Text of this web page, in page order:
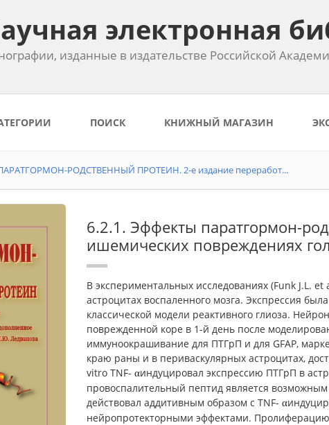
электронная
изданные в издательстве Российской
ПОИСК КНИЖНЫЙ МАГАЗИН
РОДСТВЕННЫЙ ПРОТЕИН. 2-е издание переработ...
6.2.1. Эффекты паратгормон-
ишемических повреждениях
В экспериментальных исследованиях (Funk J.L.
астроцитах воспаленного мозга. Экспрессия
классической модели реактивного глиоза.
поврежденной коре в 1-й день после
иммуноокрашивание для ПТГрП и для GFAP,
краю раны и в периваскулярных астроцитах,
vitro TNF- αиндуцировал экспрессию ПТГрП в
провоспалительный пептид является
действовал аддитивным образом с TNF- α
нейропротекторными эффектами. Пролиферацию